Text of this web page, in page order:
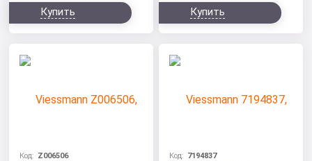
Купить Купить
Код: Z006506 Код: 7194837